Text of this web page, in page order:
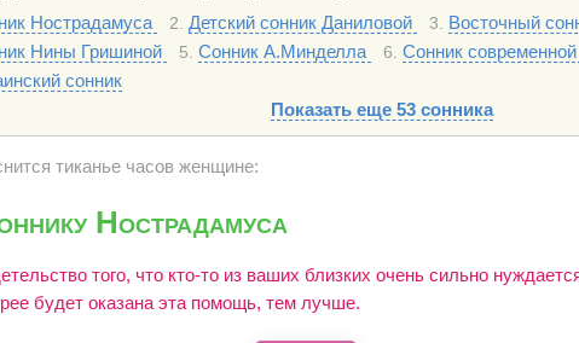
Нострадамуса 2. Детский сонник Даниловой 3. Восточный
Нины Гришиной 5. Сонник А.Минделла 6. Сонник
сонник
Показать еще 53 сонника
тиканье часов женщине:
Нострадамуса
того, что кто-то из ваших близких очень сильно
будет оказана эта помощь, тем лучше.